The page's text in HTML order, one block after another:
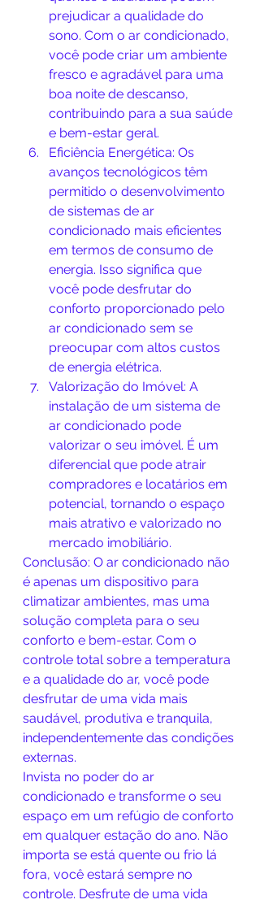
prejudicar a qualidade do
sono. Com o ar condicionado,
você pode criar um ambiente
fresco e agradável para uma
boa noite de descanso,
contribuindo para a sua saúde
e bem-estar geral.
Eficiência Energética: Os
avanços tecnológicos têm
permitido o desenvolvimento
de sistemas de ar
condicionado mais eficientes
em termos de consumo de
energia. Isso significa que
você pode desfrutar do
conforto proporcionado pelo
ar condicionado sem se
preocupar com altos custos
de energia elétrica.
Valorização do Imóvel: A
instalação de um sistema de
ar condicionado pode
valorizar o seu imóvel. É um
diferencial que pode atrair
compradores e locatários em
potencial, tornando o espaço
mais atrativo e valorizado no
mercado imobiliário.
Conclusão: O ar condicionado não
é apenas um dispositivo para
climatizar ambientes, mas uma
solução completa para o seu
conforto e bem-estar. Com o
controle total sobre a temperatura
e a qualidade do ar, você pode
desfrutar de uma vida mais
saudável, produtiva e tranquila,
independentemente das condições
externas.
Invista no poder do ar
condicionado e transforme o seu
espaço em um refúgio de conforto
em qualquer estação do ano. Não
importa se está quente ou frio lá
fora, você estará sempre no
controle. Desfrute de uma vida